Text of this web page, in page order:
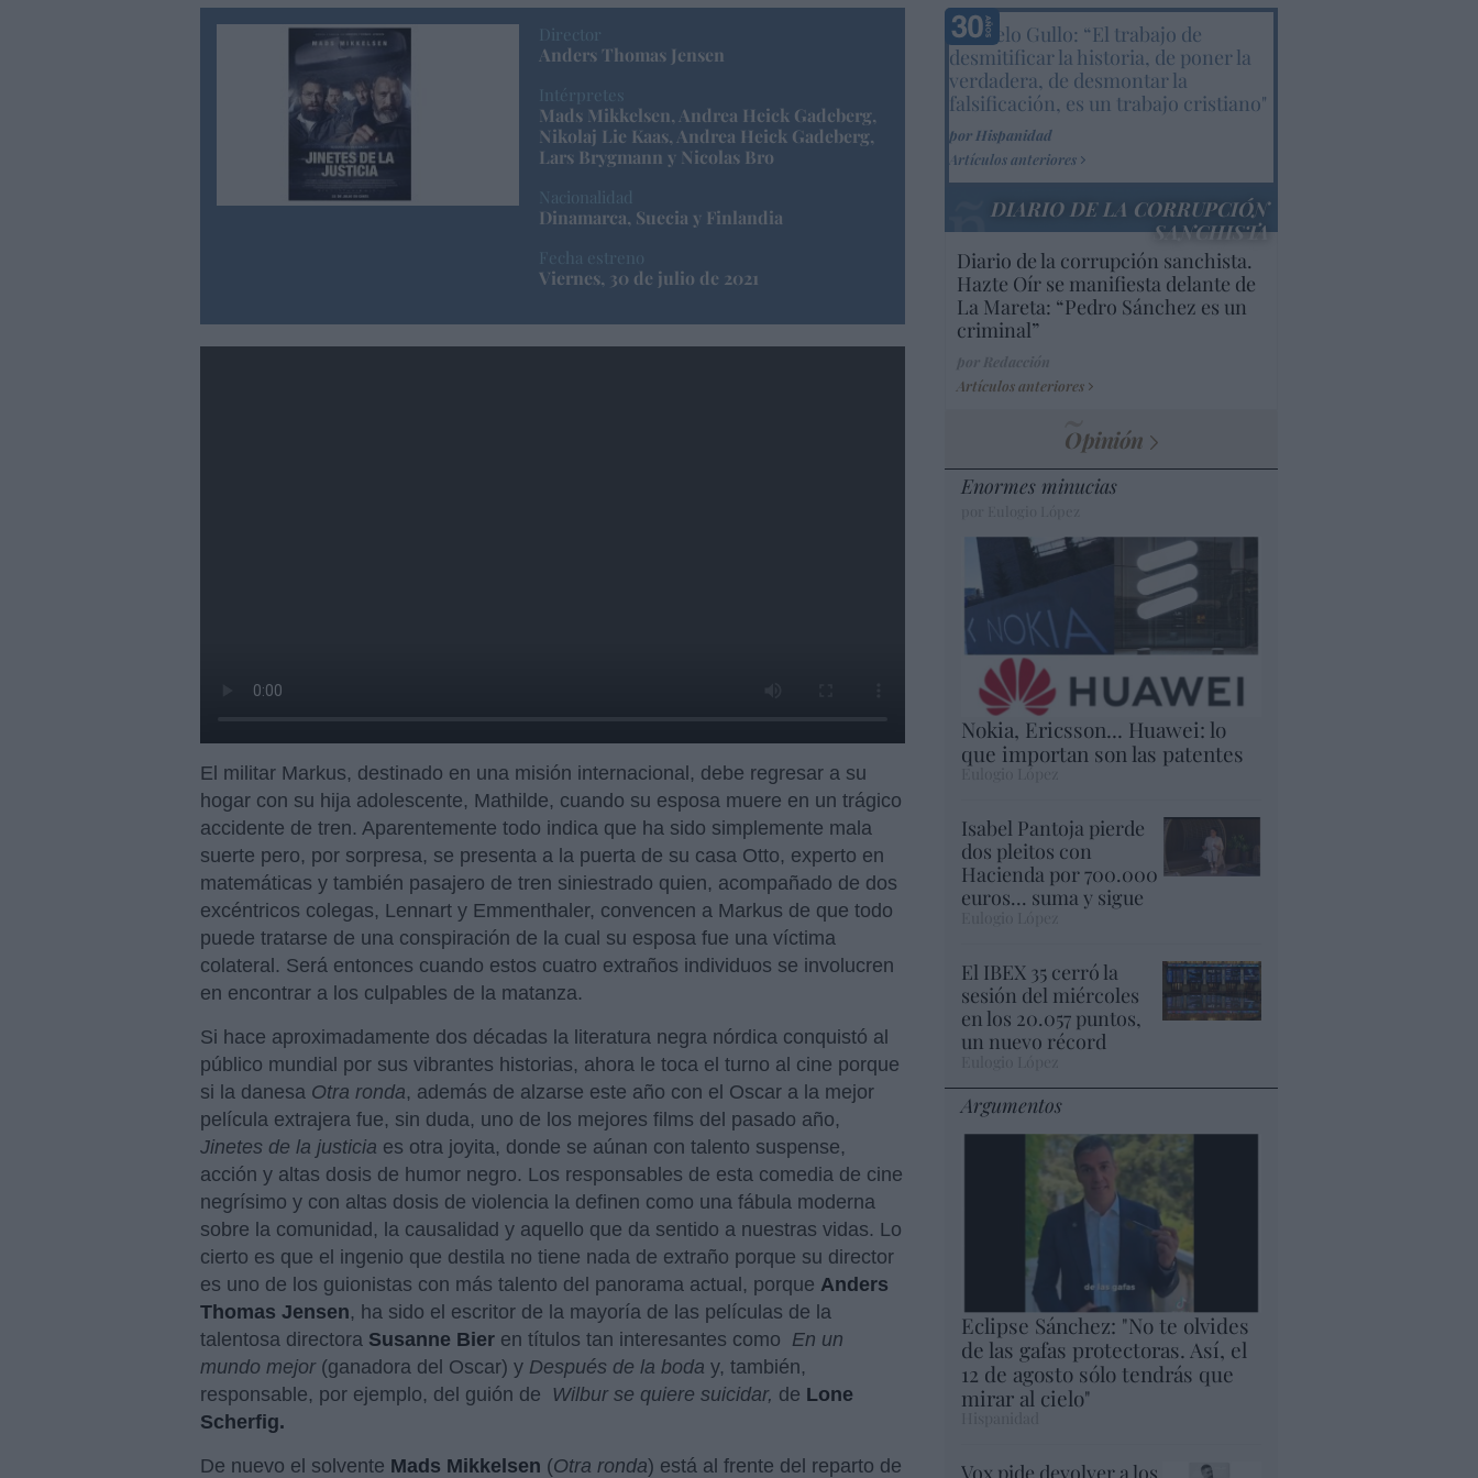
Director
Anders Thomas Jensen
Intérpretes
Mads Mikkelsen, Andrea Heick Gadeberg,
Nikolaj Lie Kaas, Andrea Heick Gadeberg,
Lars Brygmann y Nicolas Bro
Nacionalidad
Dinamarca, Suecia y Finlandia
Fecha estreno
Viernes, 30 de julio de 2021
El militar Markus, destinado en una misión internacional, debe regresar a su
hogar con su hija adolescente, Mathilde, cuando su esposa muere en un trágico
accidente de tren. Aparentemente todo indica que ha sido simplemente mala
suerte pero, por sorpresa, se presenta a la puerta de su casa Otto, experto en
matemáticas y también pasajero de tren siniestrado quien, acompañado de dos
excéntricos colegas, Lennart y Emmenthaler, convencen a Markus de que todo
puede tratarse de una conspiración de la cual su esposa fue una víctima
colateral. Será entonces cuando estos cuatro extraños individuos se involucren
en encontrar a los culpables de la matanza.
Si hace aproximadamente dos décadas la literatura negra nórdica conquistó al
público mundial por sus vibrantes historias, ahora le toca el turno al cine porque
si la danesa Otra ronda, además de alzarse este año con el Oscar a la mejor
película extrajera fue, sin duda, uno de los mejores films del pasado año,
Jinetes de la justicia es otra joyita, donde se aúnan con talento suspense,
acción y altas dosis de humor negro. Los responsables de esta comedia de cine
negrísimo y con altas dosis de violencia la definen como una fábula moderna
sobre la comunidad, la causalidad y aquello que da sentido a nuestras vidas. Lo
cierto es que el ingenio que destila no tiene nada de extraño porque su director
es uno de los guionistas con más talento del panorama actual, porque Anders
Thomas Jensen, ha sido el escritor de la mayoría de las películas de la
talentosa directora Susanne Bier en títulos tan interesantes como En un
mundo mejor(ganadora del Oscar) y Después de la boda y, también,
responsable, por ejemplo, del guión de Wilbur se quiere suicidar, de Lone
Scherfig.
De nuevo el solvente Mads Mikkelsen (Otra ronda) está al frente del reparto de
Marcelo Gullo: “El trabajo de
desmitificar la historia, de poner la
verdadera, de desmontar la
falsificación, es un trabajo cristiano"
por Hispanidad
Artículos anteriores
DIARIO DE LA CORRUPCIÓN
SANCHISTA
Diario de la corrupción sanchista.
Hazte Oír se manifiesta delante de
La Mareta: “Pedro Sánchez es un
criminal”
Artículos anteriores
Opinión
Enormes minucias
Nokia, Ericsson... Huawei: lo
que importan son las patentes
Eulogio López
Isabel Pantoja pierde
dos pleitos con
Hacienda por 700.000
euros... suma y sigue
El IBEX 35 cerró la
sesión del miércoles
en los 20.057 puntos,
un nuevo récord
Argumentos
Eclipse Sánchez: "No te olvides
de las gafas protectoras. Así, el
12 de agosto sólo tendrás que
mirar al cielo"